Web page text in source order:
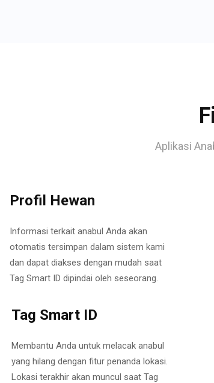
Aplikasi
Profil Hewan
Informasi terkait anabul Anda akan
otomatis tersimpan dalam sistem kami
dan dapat diakses dengan mudah saat
Tag Smart ID dipindai oleh seseorang.
Tag Smart ID
Membantu Anda untuk melacak anabul
yang hilang dengan fitur penanda lokasi.
Lokasi terakhir akan muncul saat Tag